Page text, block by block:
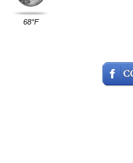
68°F